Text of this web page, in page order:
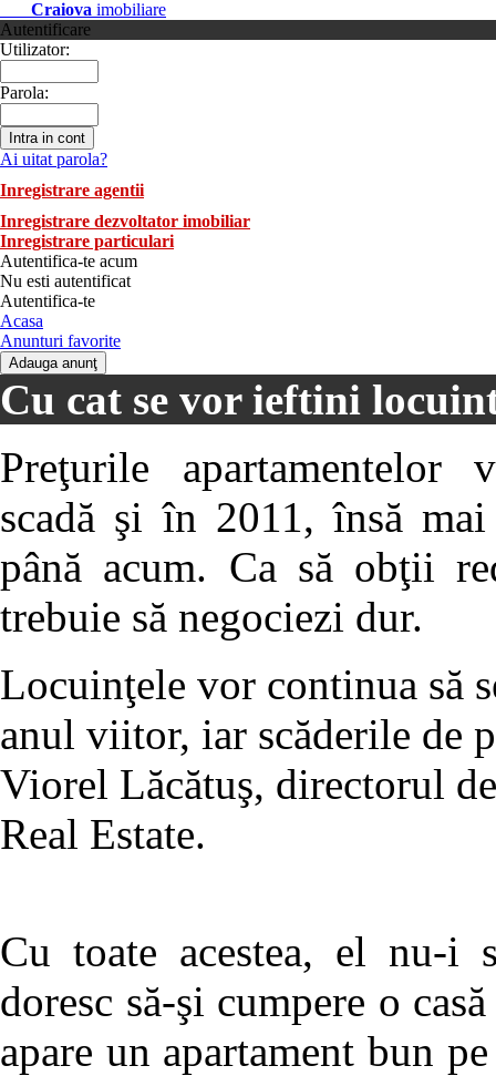
Craiova imobiliare
Autentificare
Utilizator:
Parola:
Ai uitat parola?
Inregistrare agentii
Inregistrare dezvoltator imobiliar
Inregistrare particulari
Autentifica-te acum
Nu esti autentificat
Autentifica-te
Acasa
Anunturi favorite
Cu cat se vor ieftini
Preţurile apartamentelor
scadă şi în 2011, însă
până acum. Ca să obţii
trebuie să negociezi dur.
Locuinţele vor continua să
anul viitor, iar scăderile de
Viorel Lăcătuş, directorul
Real Estate.
Cu toate acestea, el nu-i
doresc să-şi cumpere o
apare un apartament bun